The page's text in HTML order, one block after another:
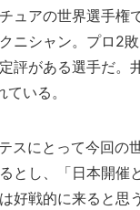
ュアの世界選手権
ニシャン。プロ2
評がある選手だ。
いる。
スにとって今回の
とし、「日本開催
好戦的に来ると思